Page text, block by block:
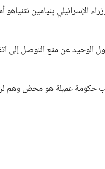
بنيامين نتنياهو
الوحيد عن منع التوصل إلى
حكومة عميلة هو محض وهم